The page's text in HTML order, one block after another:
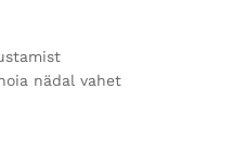
nädal vahet